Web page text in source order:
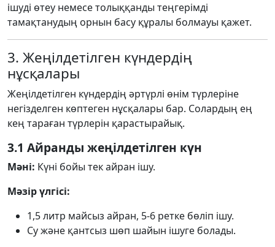
ішуді өтеу немесе толыққанды теңгерімді
тамақтанудың орнын басу құралы болмауы қажет.
3. Жеңілдетілген күндердің
нұсқалары
Жеңілдетілген күндердің әртүрлі өнім түрлеріне
негізделген көптеген нұсқалары бар. Солардың ең
кең тараған түрлерін қарастырайық.
3.1 Айранды жеңілдетілген күн
Мәні: Күні бойы тек айран ішу.
Мәзір үлгісі:
1,5 литр майсыз айран, 5-6 ретке бөліп ішу.
Су және қантсыз шөп шайын ішуге болады.